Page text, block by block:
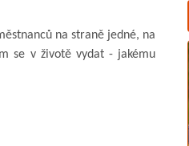
na straně jedné, na
se v životě vydat - jakému